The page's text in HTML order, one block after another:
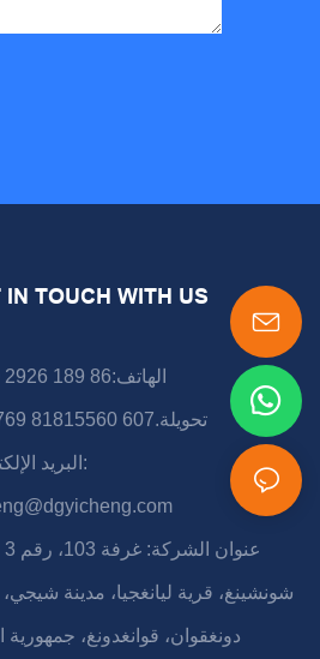
IN TOUCH WITH US
الهاتف:86 189 2926 6030
+86 769 81815560 تحويلة.607
البريد الإلكتروني:
شونشينغ، قرية ليانغجيا، مدينة شيجي،
دونغقوان، قوانغدونغ، جمهورية